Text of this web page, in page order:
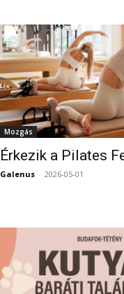
Mozgás
Érkezik a Pilates
Galenus - 2026-05-01